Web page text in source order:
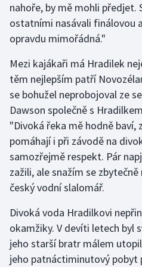
Plavání
Ragby
Rychlobruslení
Rychlostní kanoistika
Short track
Sportovní střelba
Stolní tenis
Triatlon
nahoře, by mě mohli předjet.
ostatními nasávali finálovou
opravdu mimořádná."
Mezi kajákaři má Hradilek
těm nejlepším patří
se bohužel neprobojoval ze
Dawson společně s
"Divoká řeka mě hodně baví,
pomáhají i při závodě na
samozřejmě respekt. Pár
zažili, ale snažím se
český vodní slalomář.
Divoká voda Hradilkovi
okamžiky. V devíti letech byl
jeho starší bratr málem
jeho patnáctiminutový pobyt